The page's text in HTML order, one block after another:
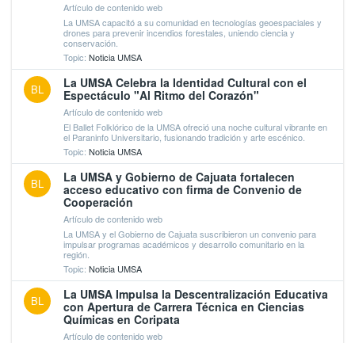
Artículo de contenido web
La UMSA capacitó a su comunidad en tecnologías geoespaciales y
drones para prevenir incendios forestales, uniendo ciencia y
conservación.
Topic: Noticia UMSA
BL
La UMSA Celebra la Identidad Cultural con el
Espectáculo "Al Ritmo del Corazón"
Artículo de contenido web
El Ballet Folklórico de la UMSA ofreció una noche cultural vibrante en
el Paraninfo Universitario, fusionando tradición y arte escénico.
Topic: Noticia UMSA
BL
La UMSA y Gobierno de Cajuata fortalecen
acceso educativo con firma de Convenio de
Cooperación
Artículo de contenido web
La UMSA y el Gobierno de Cajuata suscribieron un convenio para
impulsar programas académicos y desarrollo comunitario en la
región.
Topic: Noticia UMSA
BL
La UMSA Impulsa la Descentralización Educativa
con Apertura de Carrera Técnica en Ciencias
Químicas en Coripata
Artículo de contenido web